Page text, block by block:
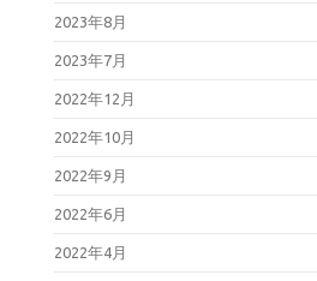
2023年8月
2023年7月
2022年12月
2022年10月
2022年9月
2022年6月
2022年4月